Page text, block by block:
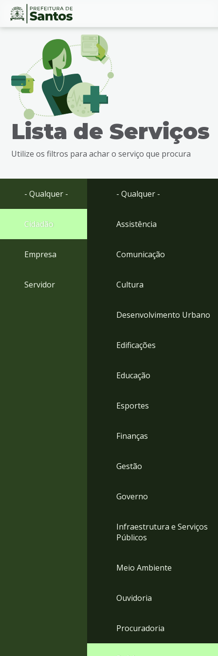
Ir
busca
Ir
rodapé
Conteúdo
Lista de Serviços
Utilize os filtros para achar o serviço que procura
- Qualquer -
Cidadão
Empresa
Servidor
- Qualquer -
Assistência
Comunicação
Cultura
Desenvolvimento Urbano
Edificações
Educação
Esportes
Finanças
Gestão
Governo
Infraestrutura e Serviços
Públicos
Meio Ambiente
Ouvidoria
Procuradoria